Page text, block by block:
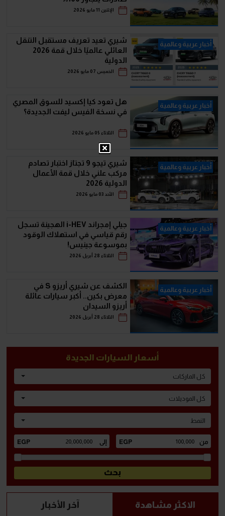
الإثنين 11 مايو 2026
أخبار عربية وعالمية
شيري تعيد تعريف مستقبل التنقل
العائلي عالميًا خلال قمة 2026
الدولية
الخميس 07 مايو 2026
أخبار عربية وعالمية
هل تعود كيا إكسيد للسوق المصري
في نسخة الفيس ليفت الجديدة؟
الثلاثاء 05 مايو 2026
أخبار عربية وعالمية
شيري تيجو 9 تجتاز اختبار تصادم
مركب علني خلال قمة الأعمال
الدولية 2026
الأحد 03 مايو 2026
أخبار عربية وعالمية
جيلي إمجراند i-HEV الهجينة تسجل
رقم قياسي في استهلاك الوقود
بموسوعة جينيس!
الثلاثاء 28 أبريل 2026
أخبار عربية وعالمية
الكشف عن شيري أريزو S في
معرض بكين.. أكبر سيارات عائلة
أريزو السيدان
الثلاثاء 28 أبريل 2026
أسعار السيارات الجديدة
كل الماركات
كل الموديلات
النمط
الاكثر مشاهدة آخر الأخبار